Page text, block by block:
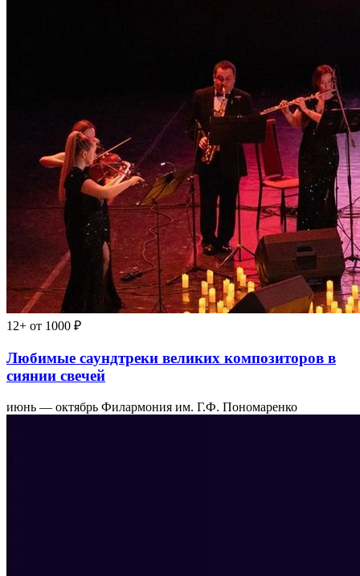
12+ от 1000 ₽
Любимые саундтреки великих композиторов в
сиянии свечей
июнь — октябрь Филармония им. Г.Ф. Пономаренко